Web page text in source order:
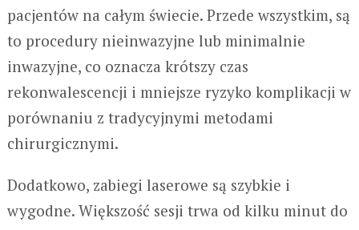
pacjentów na całym świecie. Przede wszystkim, są
to procedury nieinwazyjne lub minimalnie
inwazyjne, co oznacza krótszy czas
rekonwalescencji i mniejsze ryzyko komplikacji w
porównaniu z tradycyjnymi metodami
chirurgicznymi.
Dodatkowo, zabiegi laserowe są szybkie i
wygodne. Większość sesji trwa od kilku minut do